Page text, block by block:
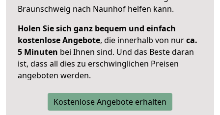
Braunschweig nach Naunhof helfen kann.
Holen Sie sich ganz bequem und einfach
kostenlose Angebote, die innerhalb von nurca.
5 Minuten bei Ihnen sind. Und das Beste daran
ist, dass all dies zu erschwinglichen Preisen
angeboten werden.
Kostenlose Angebote erhalten